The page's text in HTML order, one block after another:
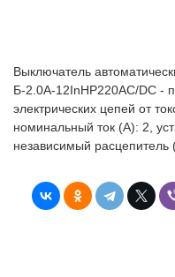
Выключатель
Б-2.0А-12InНР220AC/DC -
электрических цепей от
номинальный ток (А): 2,
независимый